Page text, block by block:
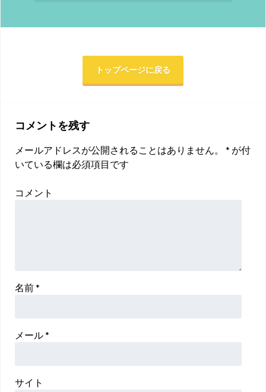
トップページに戻る
コメントを残す
メールアドレスが公開されることはありません。 * が付
いている欄は必須項目です
コメント
名前*
メール*
サイト